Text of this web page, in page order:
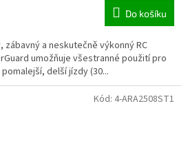
Do košíku
zábavný a neskutečně výkonný RC
umožňuje všestranné použití pro
delší jízdy (30...
Kód: 4-ARA2508ST1